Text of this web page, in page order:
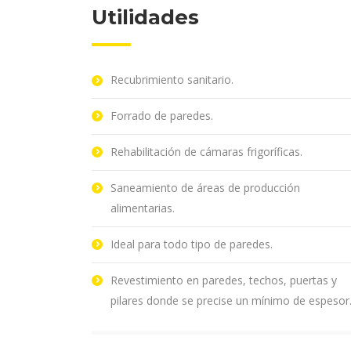
Utilidades
Recubrimiento sanitario.
Forrado de paredes.
Rehabilitación de cámaras frigoríficas.
Saneamiento de áreas de producción
alimentarias.
Ideal para todo tipo de paredes.
Revestimiento en paredes, techos, puertas y
pilares donde se precise un mínimo de espesor.